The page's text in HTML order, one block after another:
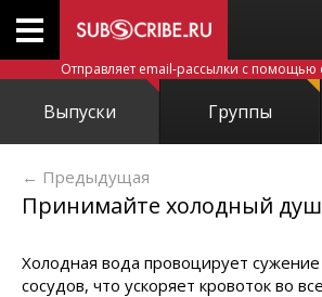
Отправляет email-рассылки с помощью
Выпуски Группы
← Предыдущая
Принимайте холодный
Холодная вода провоцирует
сосудов, что ускоряет кровоток во